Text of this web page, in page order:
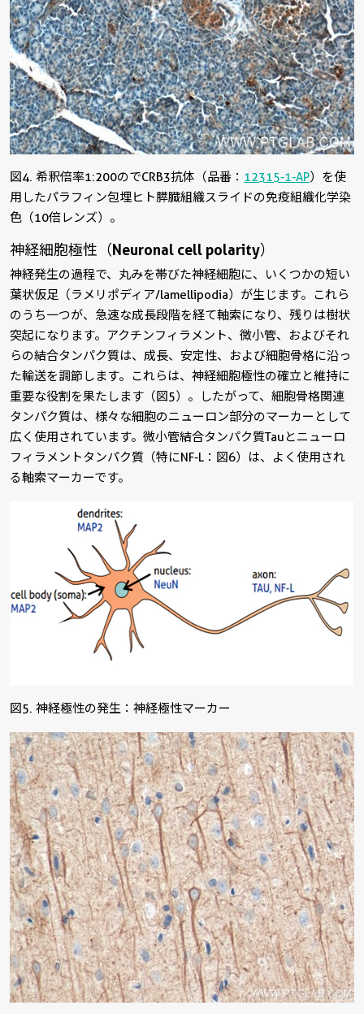
図4. 希釈倍率1:200のでCRB3抗体（品番： 12315-1-AP）を使
用したパラフィン包埋ヒト膵臓組織スライドの免疫組織化学染
色（10倍レンズ）。
神経細胞極性（Neuronal cell polarity）
神経発生の過程で、丸みを帯びた神経細胞に、いくつかの短い
葉状仮足（ラメリポディア/lamellipodia）が生じます。これら
のうち一つが、急速な成長段階を経て軸索になり、残りは樹状
突起になります。アクチンフィラメント、微小管、およびそれ
らの結合タンパク質は、成長、安定性、および細胞骨格に沿っ
た輸送を調節します。これらは、神経細胞極性の確立と維持に
重要な役割を果たします（図5）。したがって、細胞骨格関連
タンパク質は、様々な細胞のニューロン部分のマーカーとして
広く使用されています。微小管結合タンパク質Tauとニューロ
フィラメントタンパク質（特にNF-L：図6）は、よく使用され
る軸索マーカーです。
図5. 神経極性の発生：神経極性マーカー